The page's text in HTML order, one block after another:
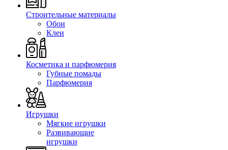
Строительные материалы
Обои
Клеи
Косметика и парфюмерия
Губные помады
Парфюмерия
Игрушки
Мягкие игрушки
Развивающие
игрушки